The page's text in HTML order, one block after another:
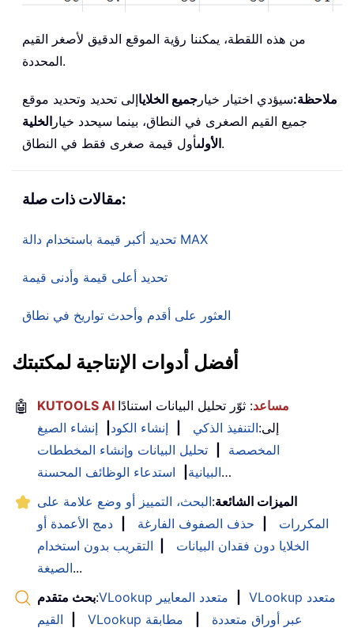
من هذه اللقطة، يمكننا رؤية الموقع الدقيق لأصغر القيم
المحددة.
ملاحظة:سيؤدي اختيار خيار جميع الخلاياإلى تحديد وتحديد موقع
جميع القيم الصغرى في النطاق، بينما سيحدد خيار الخلية
الأولىأول قيمة صغرى فقط في النطاق.
مقالات ذات صلة:
تحديد أكبر قيمة باستخدام دالة MAX
تحديد أعلى قيمة وأدنى قيمة
العثور على أقدم وأحدث تواريخ في نطاق
أفضل أدوات الإنتاجية لمكتبتك
🤖 KUTOOLS AI مساعد: ثوّر تحليل البيانات استنادًا
إلى:التنفيذ الذكي إنشاء الكود
إنشاء الصيغ
المخصصة
تحليل البيانات وإنشاء المخططات
البيانية
استدعاء الوظائف المحسنة
…
الميزات الشائعة:البحث، التمييز أو وضع علامة على
المكررات
حذف الصفوف الفارغة
دمج الأعمدة أو
الخلايا دون فقدان البيانات
التقريب بدون استخدام
الصيغة...
بحث متقدم: VLookup متعدد المعايير
VLookup متعدد
القيم
VLookup عبر أوراق متعددة
مطابقة